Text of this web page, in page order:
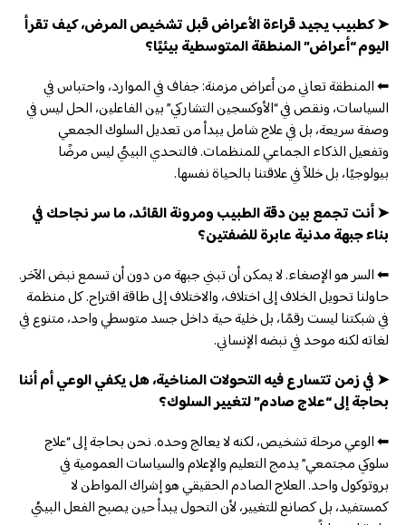
➤ كطبيب يجيد قراءة الأعراض قبل تشخيص المرض، كيف تقرأ
اليوم “أعراض” المنطقة المتوسطية بيئيًا؟
⬅ المنطقة تعاني من أعراض مزمنة: جفاف في الموارد، واحتباس في
السياسات، ونقص في “الأوكسجين التشاركي” بين الفاعلين، الحل ليس في
وصفة سريعة، بل في علاج شامل يبدأ من تعديل السلوك الجمعي
وتفعيل الذكاء الجماعي للمنظمات. فالتحدي البيئي ليس مرضًا
بيولوجيًا، بل خللاً في علاقتنا بالحياة نفسها.
➤ أنت تجمع بين دقة الطبيب ومرونة القائد، ما سر نجاحك في
بناء جبهة مدنية عابرة للضفتين؟
⬅ السر هو الإصغاء. لا يمكن أن تبني جبهة من دون أن تسمع نبض الآخر.
حاولنا تحويل الخلاف إلى اختلاف، والاختلاف إلى طاقة اقتراح. كل منظمة
في شبكتنا ليست رقمًا، بل خلية حية داخل جسد متوسطي واحد، متنوع في
لغاته لكنه موحد في نبضه الإنساني.
➤ في زمن تتسارع فيه التحولات المناخية، هل يكفي الوعي أم أننا
بحاجة إلى “علاج صادم” لتغيير السلوك؟
⬅ الوعي مرحلة تشخيص، لكنه لا يعالج وحده. نحن بحاجة إلى “علاج
سلوكي مجتمعي” يدمج التعليم والإعلام والسياسات العمومية في
بروتوكول واحد. العلاج الصادم الحقيقي هو إشراك المواطن لا
كمستفيد، بل كصانع للتغيير، لأن التحول يبدأ حين يصبح الفعل البيئي